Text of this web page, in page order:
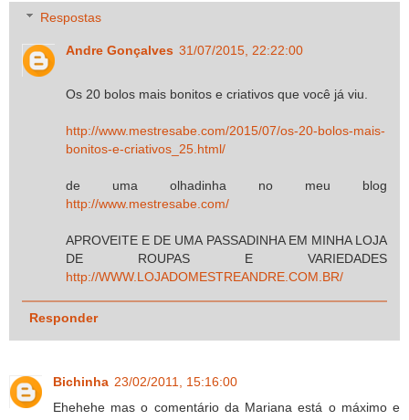
Respostas
Andre Gonçalves 31/07/2015, 22:22:00
Os 20 bolos mais bonitos e criativos que você já viu.
http://www.mestresabe.com/2015/07/os-20-bolos-mais-
bonitos-e-criativos_25.html/
de uma olhadinha no meu blog
http://www.mestresabe.com/
APROVEITE E DE UMA PASSADINHA EM MINHA LOJA
DE ROUPAS E VARIEDADES
http://WWW.LOJADOMESTREANDRE.COM.BR/
Responder
Bichinha 23/02/2011, 15:16:00
Ehehehe mas o comentário da Mariana está o máximo e